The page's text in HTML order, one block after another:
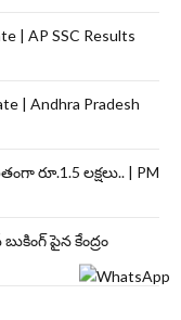
| AP SSC Results
| Andhra Pradesh
రూ.1.5 లక్షలు.. | PM
పైన కేంద్రం